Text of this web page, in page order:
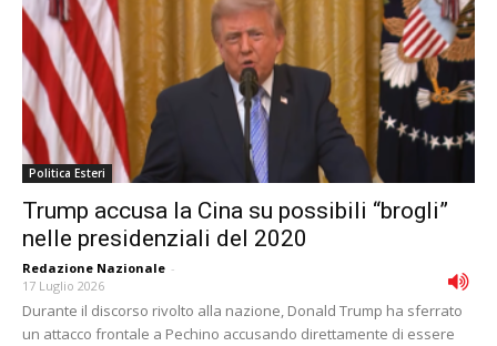
Politica Esteri
Trump accusa la Cina su possibili “brogli”
nelle presidenziali del 2020
Redazione Nazionale -
17 Luglio 2026
Durante il discorso rivolto alla nazione, Donald Trump ha sferrato
un attacco frontale a Pechino accusando direttamente di essere